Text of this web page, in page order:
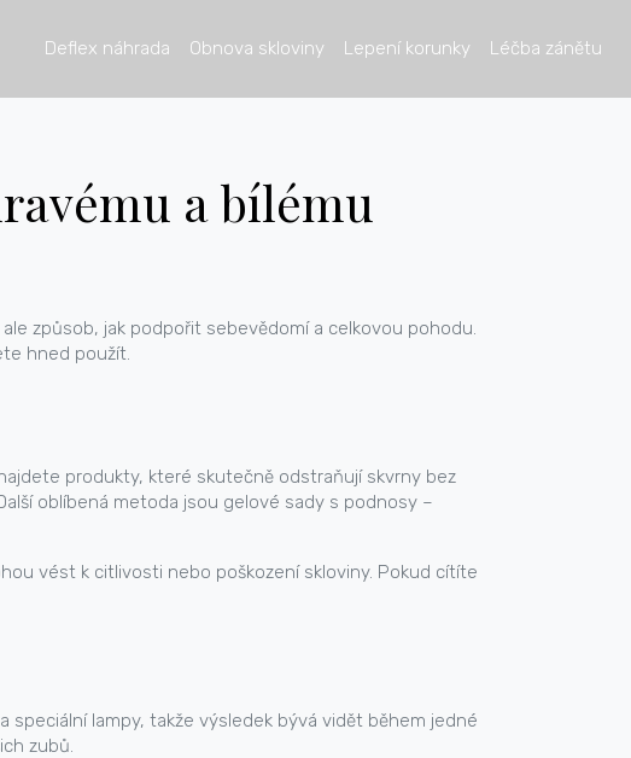
Deflex náhrada Obnova skloviny Lepení korunky Léčba zánětu
a bílému
způsob, jak podpořit sebevědomí a celkovou pohodu.
hned použít.
produkty, které skutečně odstraňují skvrny bez
oblíbená metoda jsou gelové sady s podnosy –
vést k citlivosti nebo poškození skloviny. Pokud cítíte
speciální lampy, takže výsledek bývá vidět během jedné
zubů.